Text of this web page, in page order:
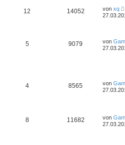
12 14052 von xq
5 9079 von
4 8565 von
8 11682 von